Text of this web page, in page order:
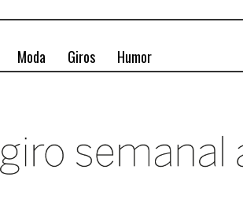
Moda Giros Humor